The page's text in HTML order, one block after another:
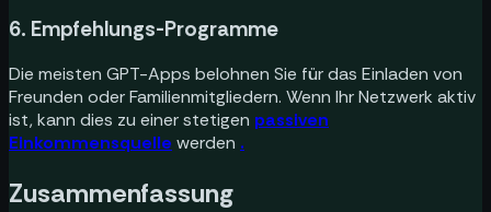
6. Empfehlungs-Programme
Die meisten GPT-Apps belohnen Sie für das Einladen von
Freunden oder Familienmitgliedern. Wenn Ihr Netzwerk aktiv
ist, kann dies zu einer stetigen passiven
Einkommensquelle werden .
Zusammenfassung